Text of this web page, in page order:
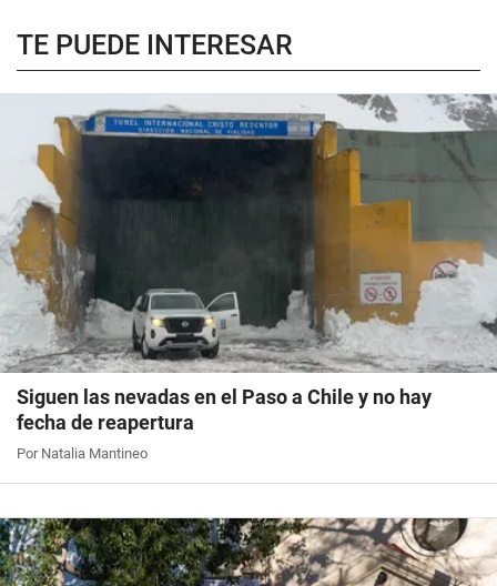
TE PUEDE INTERESAR
Siguen las nevadas en el Paso a Chile y no hay
fecha de reapertura
Por Natalia Mantineo